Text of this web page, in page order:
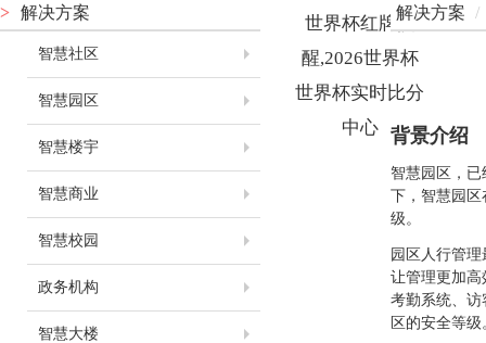
世界杯红牌提
醒,2026世界杯
世界杯实时比分
中心
> 解决方案
智慧社区
智慧园区
智慧楼宇
智慧商业
智慧校园
政务机构
智慧大楼
解决方案 /
背景介绍
智慧园区，
下，智慧园区
级。
园区人行管
让管理更加
考勤系统、
区的安全等级